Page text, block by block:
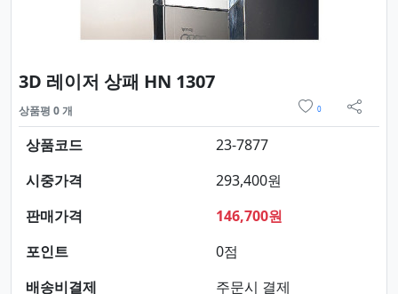
3D 레이저 상패 HN 1307요약정보 및 구매
상품평 0 개 0
sns 공
상품코드
23-7877
시중가격
293,400원
판매가격
146,700원
포인트
0점
배송비결제
주문시 결제